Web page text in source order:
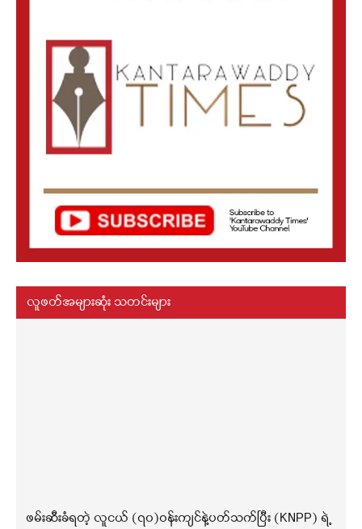
လူဖတ်အများဆုံး သတင်းများ
ဖမ်းဆီးခံရတဲ့ လူငယ် (၇၀)ဝန်းကျင်နဲ့ပတ်သက်ပြီး (KNPP) ရဲ့